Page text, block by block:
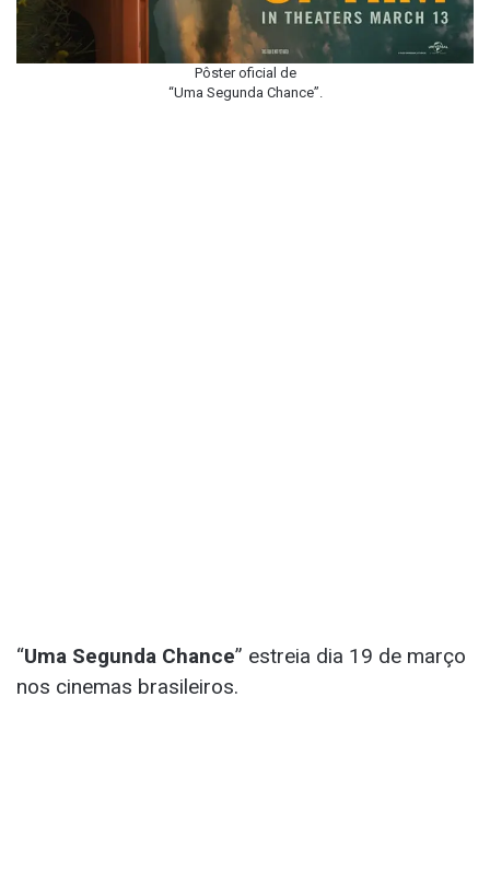
Pôster oficial de
“Uma Segunda Chance”.
“Uma Segunda Chance” estreia dia 19 de março
nos cinemas brasileiros.